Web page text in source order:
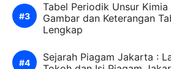
Tabel Periodik Unsur Kimia
Gambar dan Keterangan
Lengkap
Sejarah Piagam Jakarta :